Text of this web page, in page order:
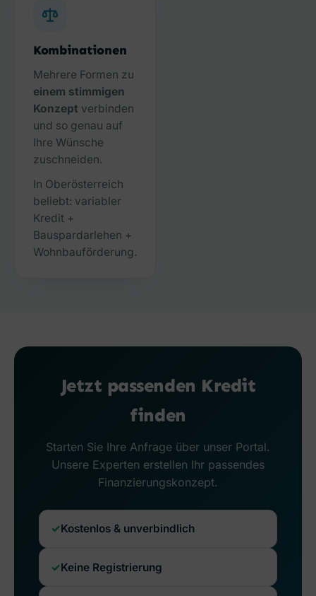
Kombinationen
Mehrere Formen zu
einem stimmigen
Konzept verbinden
und so genau auf
Ihre Wünsche
zuschneiden.
In Oberösterreich
beliebt: variabler
Kredit +
Bauspardarlehen +
Wohnbauförderung.
Jetzt passenden Kredit
finden
Starten Sie Ihre Anfrage über unser Portal.
Unsere Experten erstellen Ihr passendes
Finanzierungskonzept.
Kostenlos & unverbindlich
Keine Registrierung